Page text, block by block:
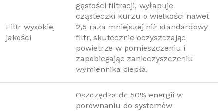
Filtr wysokiej
jakości
gęstości filtracji, wyłapuje
cząsteczki kurzu o wielkości nawet
2,5 raza mniejszej niż standardowy
filtr, skutecznie oczyszczając
powietrze w pomieszczeniu i
zapobiegając zanieczyszczeniu
wymiennika ciepła.
Oszczędza do 50% energii w
porównaniu do systemów